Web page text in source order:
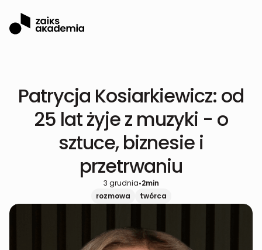
Patrycja Kosiarkiewicz: od
25 lat żyje z muzyki - o
sztuce, biznesie i
przetrwaniu
3 grudnia•2min
rozmowa
twórca